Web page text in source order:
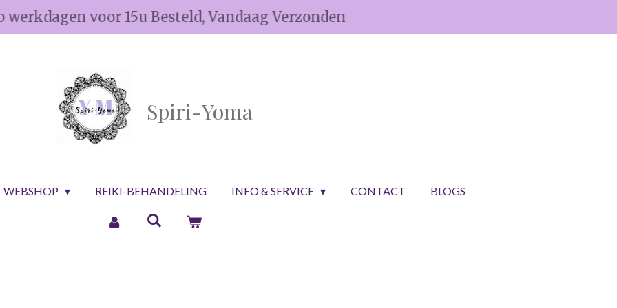
werkdagen voor 15u Besteld, Vandaag Verzonden
Spiri-Yoma
WEBSHOP REIKI-BEHANDELING INFO & SERVICE CONTACT BLOGS